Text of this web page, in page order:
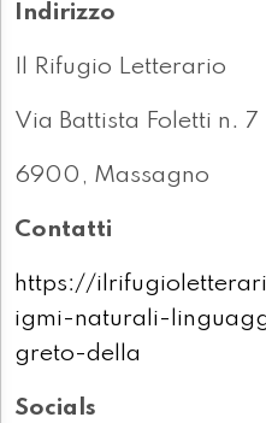
Indirizzo
Il Rifugio Letterario
Via Battista Foletti n. 7
6900, Massagno
Contatti
https://
igmi-naturali-
greto-della
Socials